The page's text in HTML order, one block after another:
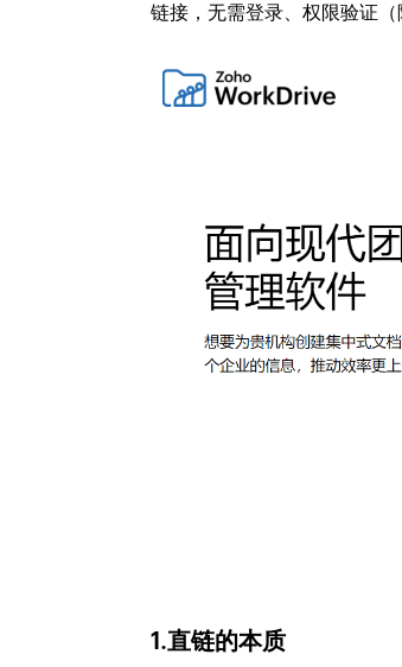
链接，无需登录、权限验证（
1.直链的本质